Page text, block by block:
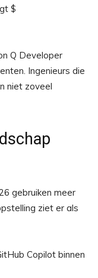
​​$
Q Developer
Ingenieurs die
niet zoveel
gebruiken meer
ziet er als
Copilot binnen